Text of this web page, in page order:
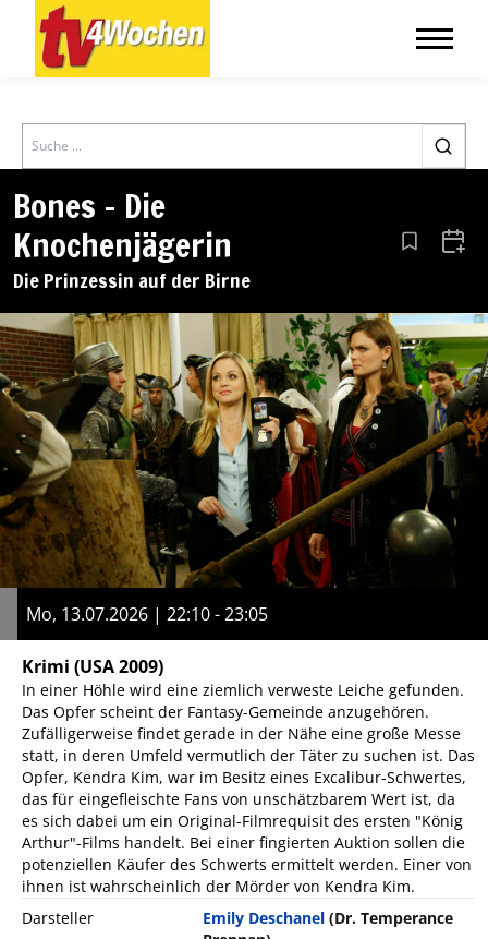
Search
Bones – Die
Knochenjägerin
Die Prinzessin auf der Birne
Aus den
Mo, 13.07.2026 | 22:10 - 23:05
Krimi (USA 2009)
In einer Höhle wird eine ziemlich verweste Leiche gefunden.
Das Opfer scheint der Fantasy-Gemeinde anzugehören.
Zufälligerweise findet gerade in der Nähe eine große Messe
statt, in deren Umfeld vermutlich der Täter zu suchen ist. Das
Opfer, Kendra Kim, war im Besitz eines Excalibur-Schwertes,
das für eingefleischte Fans von unschätzbarem Wert ist, da
es sich dabei um ein Original-Filmrequisit des ersten "König
Arthur"-Films handelt. Bei einer fingierten Auktion sollen die
potenziellen Käufer des Schwerts ermittelt werden. Einer von
ihnen ist wahrscheinlich der Mörder von Kendra Kim.
Darsteller
Emily Deschanel (Dr. Temperance